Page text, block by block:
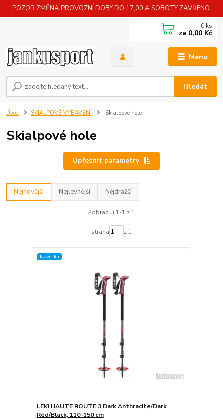
POZOR ZMĚNA PROVOZNÍ DOBY DO 17,00 A SOBOTY ZAVŘENO.
Menu
Hledat
0 ks
za 0,00 Kč
Úvod SKIALPOVÉ VYBAVENÍ Skialpové hole
Skialpové hole
Upřesnit parametry
Nejnovější Nejlevnější Nejdražší
Zobrazuji 1-1 z 1
strana z 1
Novinka
LEKI HAUTE ROUTE 3 Dark Anthracite/Dark
Red/Black, 110-150 cm